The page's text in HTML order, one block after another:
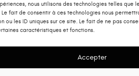
nous utilisons des technologies telles que
fait de consentir à ces technologies nous
ou les ID uniques sur ce site. Le fait de ne pas
caractéristiques et fonctions.
Accepter